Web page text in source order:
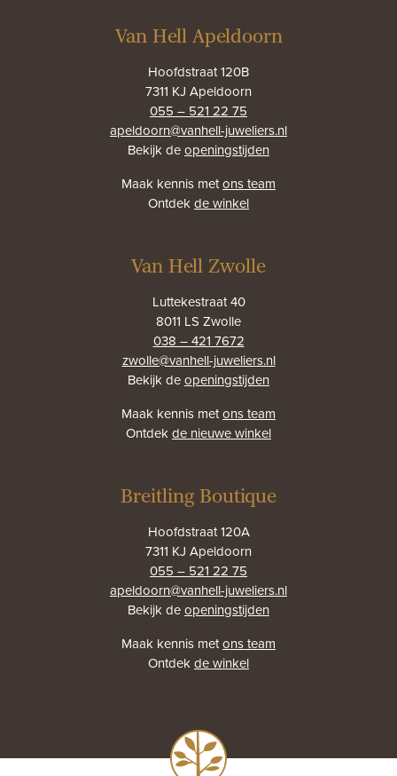
Van Hell Apeldoorn
Hoofdstraat 120B
7311 KJ Apeldoorn
055 – 521 22 75
apeldoorn@vanhell-juweliers.nl
Bekijk deopeningstijden
Maak kennis metons team
Ontdekde winkel
Van Hell Zwolle
Luttekestraat 40
8011 LS Zwolle
038 – 421 7672
zwolle@vanhell-juweliers.nl
Bekijk deopeningstijden
Maak kennis metons team
Ontdekde nieuwe winkel
Breitling Boutique
Hoofdstraat 120A
7311 KJ Apeldoorn
055 – 521 22 75
apeldoorn@vanhell-juweliers.nl
Bekijk deopeningstijden
Maak kennis metons team
Ontdekde winkel